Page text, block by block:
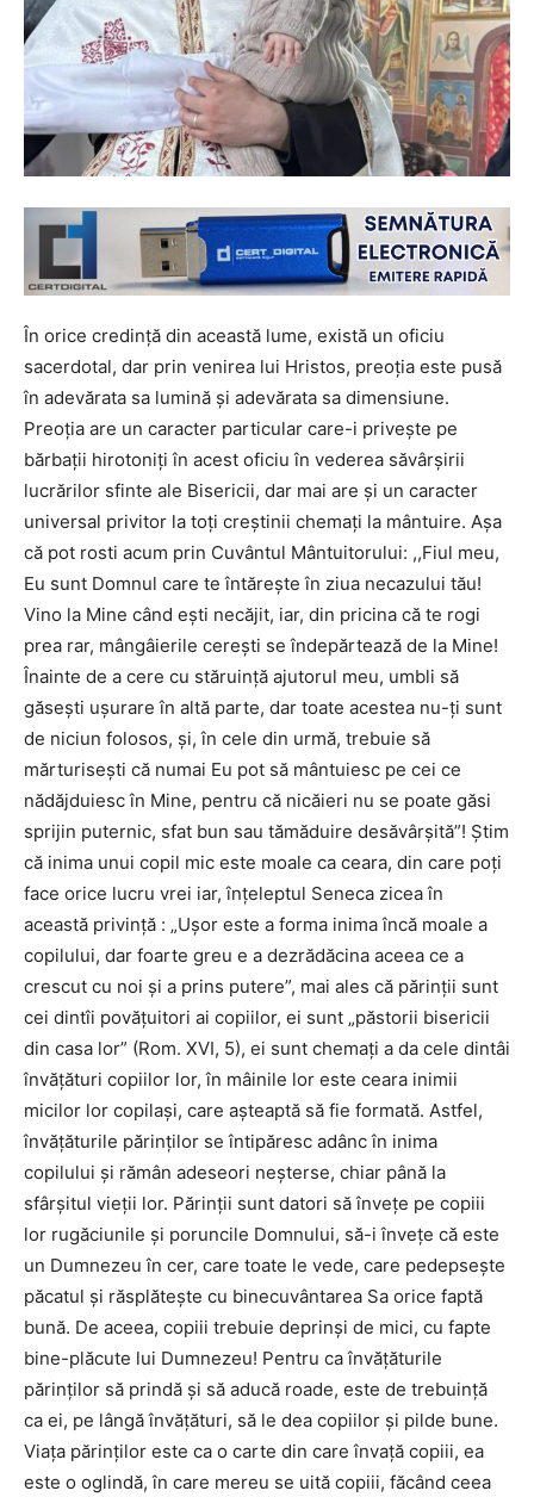
În orice credinţă din această lume, există un oficiu
sacerdotal, dar prin venirea lui Hristos, preoția este pusă
în adevărata sa lumină și adevărata sa dimensiune.
Preoția are un caracter particular care-i privește pe
bărbații hirotoniți în acest oficiu în vederea săvârșirii
lucrărilor sfinte ale Bisericii, dar mai are și un caracter
universal privitor la toți creștinii chemați la mântuire. Aşa
că pot rosti acum prin Cuvântul Mântuitorului: ,,Fiul meu,
Eu sunt Domnul care te întărește în ziua necazului tău!
Vino la Mine când ești necăjit, iar, din pricina că te rogi
prea rar, mângâierile cerești se îndepărtează de la Mine!
Înainte de a cere cu stăruință ajutorul meu, umbli să
găsești ușurare în altă parte, dar toate acestea nu-ți sunt
de niciun folosos, și, în cele din urmă, trebuie să
mărturisești că numai Eu pot să mântuiesc pe cei ce
nădăjduiesc în Mine, pentru că nicăieri nu se poate găsi
sprijin puternic, sfat bun sau tămăduire desăvârșită”! Ştim
că inima unui copil mic este moale ca ceara, din care poţi
face orice lucru vrei iar, înţeleptul Seneca zicea în
această privinţă : „Uşor este a forma inima încă moale a
copilului, dar foarte greu e a dezrădăcina aceea ce a
crescut cu noi şi a prins putere”, mai ales că părinţii sunt
cei dintîi povăţuitori ai copiilor, ei sunt „păstorii bisericii
din casa lor” (Rom. XVI, 5), ei sunt chemaţi a da cele dintâi
învăţături copiilor lor, în mâinile lor este ceara inimii
micilor lor copilaşi, care aşteaptă să fie formată. Astfel,
învăţăturile părinţilor se întipăresc adânc în inima
copilului şi rămân adeseori neşterse, chiar până la
sfârşitul vieţii lor. Părinţii sunt datori să înveţe pe copiii
lor rugăciunile şi poruncile Domnului, să-i înveţe că este
un Dumnezeu în cer, care toate le vede, care pedepseşte
păcatul şi răsplăteşte cu binecuvântarea Sa orice faptă
bună. De aceea, copiii trebuie deprinşi de mici, cu fapte
bine-plăcute lui Dumnezeu! Pentru ca învăţăturile
părinţilor să prindă şi să aducă roade, este de trebuinţă
ca ei, pe lângă învăţături, să le dea copiilor şi pilde bune.
Viaţa părinţilor este ca o carte din care învaţă copiii, ea
este o oglindă, în care mereu se uită copiii, făcând ceea